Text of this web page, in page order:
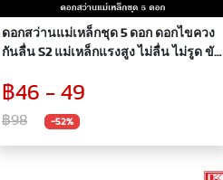
ดอกสว่านแม่เหล็กชุด 5 ดอก ดอกไขควง
กันลื่น S2 แม่เหล็กแรงสูง ไม่ลื่น ไม่รูด ขัน
฿46 - 49
฿98 -52%